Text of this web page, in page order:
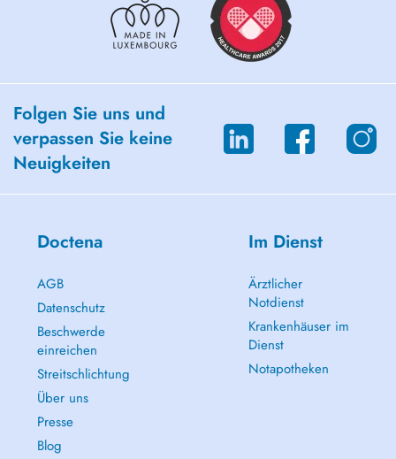
Folgen Sie uns und
verpassen Sie keine
Neuigkeiten
Doctena
AGB
Datenschutz
Beschwerde
einreichen
Streitschlichtung
Über uns
Presse
Blog
Im Dienst
Ärztlicher
Notdienst
Krankenhäuser im
Dienst
Notapotheken